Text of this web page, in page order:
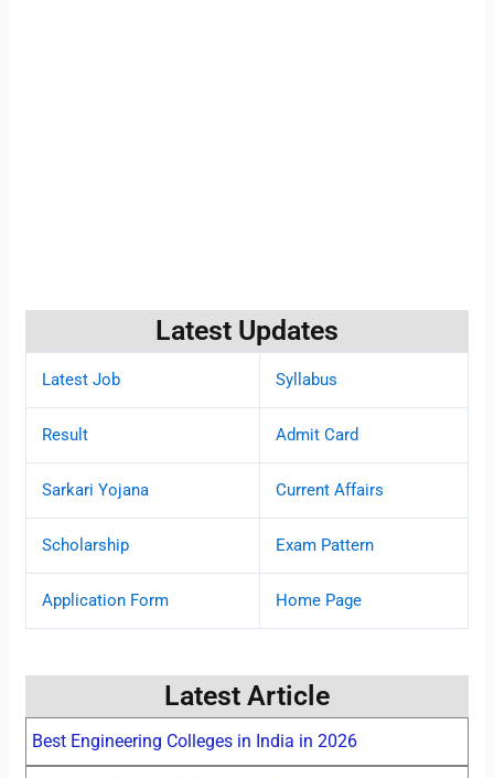
Latest Updates
Latest Job Syllabus
Result Admit Card
Sarkari Yojana Current Affairs
Scholarship Exam Pattern
Application Form Home Page
Latest Article
Best Engineering Colleges in India in 2026